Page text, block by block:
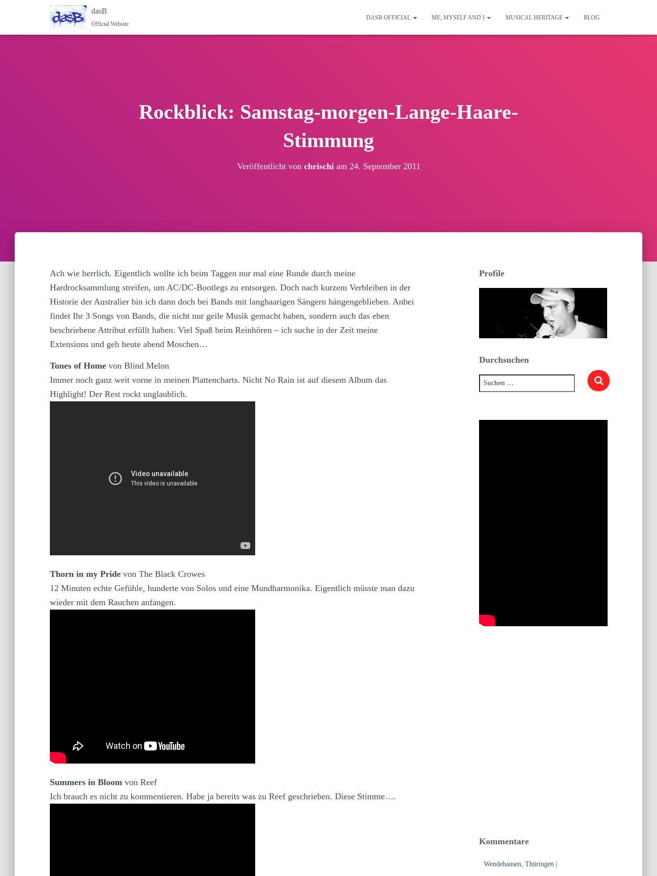
dasB
Official Website
DASB OFFICIAL ME, MYSELF AND I MUSICAL HERITAGE BLOG
Rockblick: Samstag-morgen-Lange-Haare-
Stimmung
Veröffentlicht von chrischiam 24. September 2011
Ach wie herrlich. Eigentlich wollte ich beim Taggen nur mal eine Runde durch meine
Hardrocksammlung streifen, um AC/DC-Bootlegs zu entsorgen. Doch nach kurzem Verbleiben in der
Historie der Australier bin ich dann doch bei Bands mit langhaarigen Sängern hängengeblieben. Anbei
findet Ihr 3 Songs von Bands, die nicht nur geile Musik gemacht haben, sondern auch das eben
beschriebene Attribut erfüllt haben. Viel Spaß beim Reinhören – ich suche in der Zeit meine
Extensions und geh heute abend Moschen…
Tones of Home von Blind Melon
Immer noch ganz weit vorne in meinen Plattencharts. Nicht No Rain ist auf diesem Album das
Highlight! Der Rest rockt unglaublich.
Thorn in my Pride von The Black Crowes
12 Minuten echte Gefühle, hunderte von Solos und eine Mundharmonika. Eigentlich müsste man dazu
wieder mit dem Rauchen anfangen.
Summers in Bloom von Reef
Ich brauch es nicht zu kommentieren. Habe ja bereits was zu Reef geschrieben. Diese Stimme….
Profile
Durchsuchen
Suchen
nach:
Kommentare
Wendehausen, Thüringen |